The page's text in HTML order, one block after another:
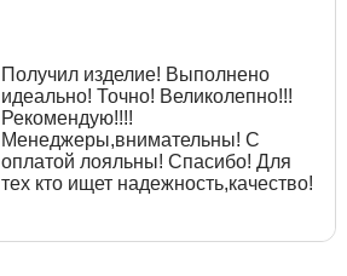
Получил изделие! Выполнено
идеально! Точно! Великолепно!!!
Рекомендую!!!!
Менеджеры,внимательны! С
оплатой лояльны! Спасибо! Для
тех кто ищет надежность,качество!